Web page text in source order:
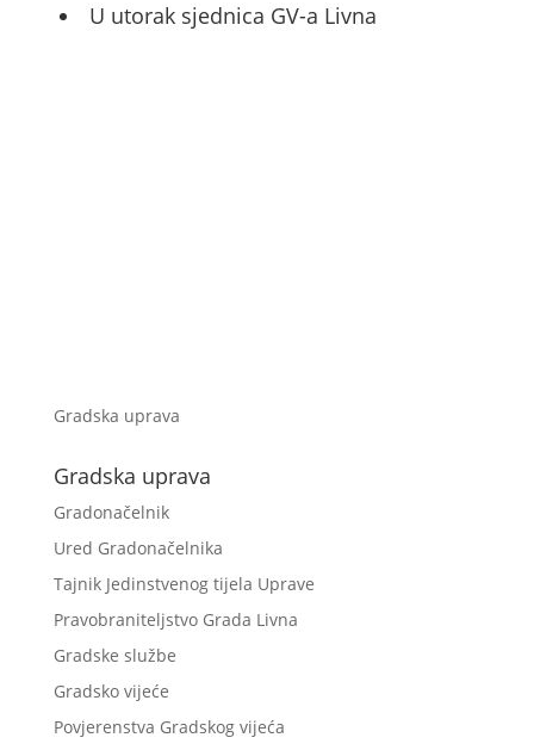
U utorak sjednica GV-a Livna
Gradska uprava
Gradska uprava
Gradonačelnik
Ured Gradonačelnika
Tajnik Jedinstvenog tijela Uprave
Pravobraniteljstvo Grada Livna
Gradske službe
Gradsko vijeće
Povjerenstva Gradskog vijeća